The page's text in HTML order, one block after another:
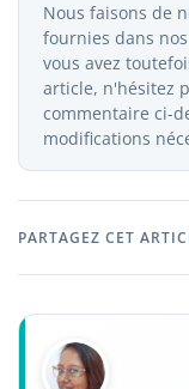
Nous faisons de
fournies dans
vous avez
article, n'hésitez
commentaire ci-
modifications
PARTAGEZ CET